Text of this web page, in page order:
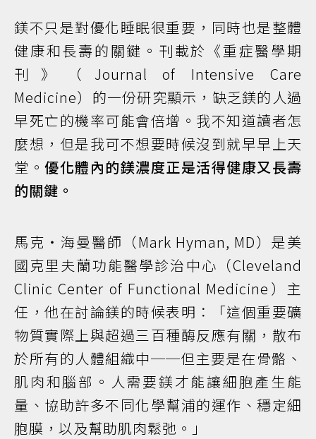
鎂不只是對優化睡眠很重要，同時也是整體
健康和長壽的關鍵。刊載於《重症醫學期
刊》（Journal of Intensive Care
Medicine）的一份研究顯示，缺乏鎂的人過
早死亡的機率可能會倍增。我不知道讀者怎
麼想，但是我可不想要時候沒到就早早上天
堂。 優化體內的鎂濃度正是活得健康又長壽
的關鍵。
馬克‧海曼醫師（Mark Hyman, MD）是美
國克里夫蘭功能醫學診治中心（Cleveland
Clinic Center of Functional Medicine）主
任，他在討論鎂的時候表明：「這個重要礦
物質實際上與超過三百種酶反應有關，散布
於所有的人體組織中──但主要是在骨骼、
肌肉和腦部。人需要鎂才能讓細胞產生能
量、協助許多不同化學幫浦的運作、穩定細
胞膜，以及幫助肌肉鬆弛。」